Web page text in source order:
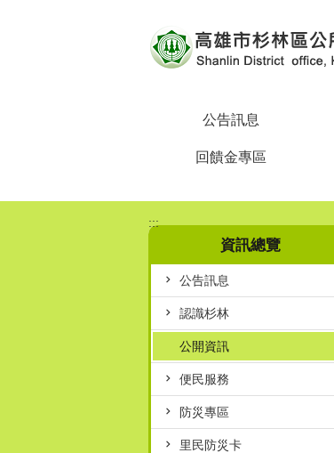
公告訊息
回饋金專區
:::
資訊總覽
公告訊息
認識杉林
公開資訊
便民服務
防災專區
里民防災卡